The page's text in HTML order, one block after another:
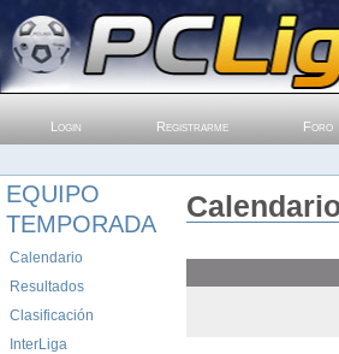
Login Registrarme Foro
EQUIPO
TEMPORADA
Calendario
Resultados
Clasificación
InterLiga